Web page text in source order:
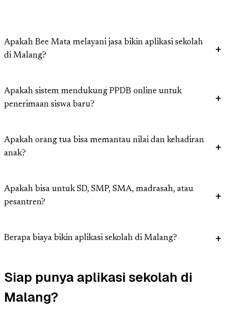
Apakah Bee Mata melayani jasa bikin aplikasi sekolah
di Malang?
Apakah sistem mendukung PPDB online untuk
penerimaan siswa baru?
Apakah orang tua bisa memantau nilai dan kehadiran
anak?
Apakah bisa untuk SD, SMP, SMA, madrasah, atau
pesantren?
Berapa biaya bikin aplikasi sekolah di Malang?
Siap punya aplikasi sekolah di
Malang?